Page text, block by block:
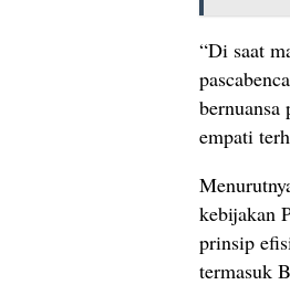
“Di saat
bernuansa
empati
kebijakan
prinsip
termasuk